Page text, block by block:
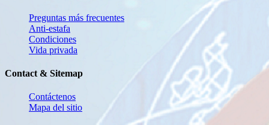
Preguntas más frecuentes
Anti-estafa
Condiciones
Vida privada
Contact & Sitemap
Contáctenos
Mapa del sitio